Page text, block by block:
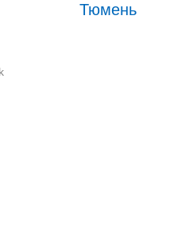
Тюмень